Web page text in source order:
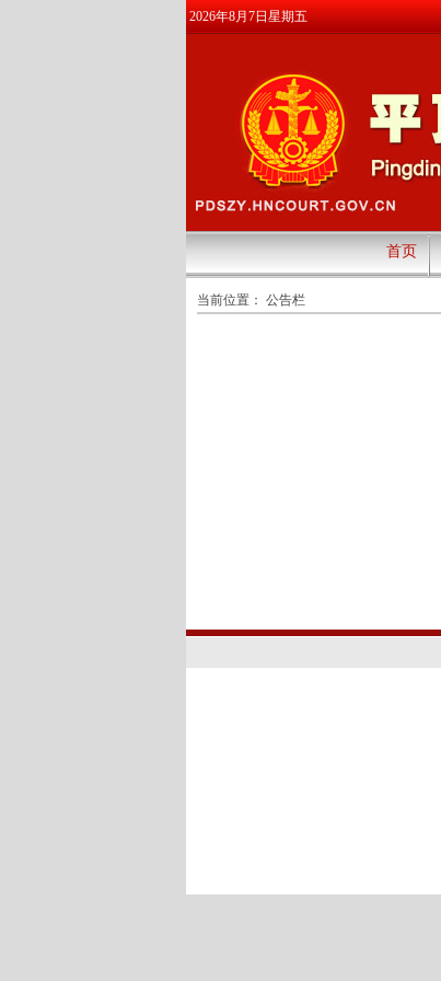
2026年8月7日星期五
首页
当前位置： 公告栏